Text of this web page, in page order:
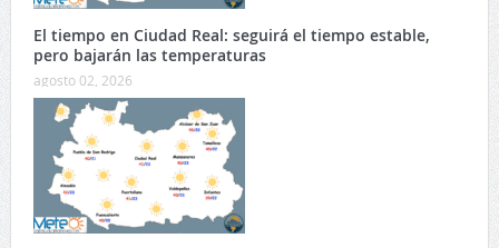
El tiempo en Ciudad Real: seguirá el tiempo estable,
pero bajarán las temperaturas
agosto 02, 2026